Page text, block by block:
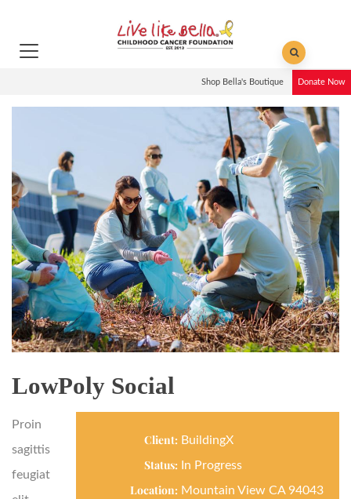
Shop Bella's Boutique Donate Now
LowPoly Social
Client: BuildingX
Status: In Progress
Location: Mountain View CA 94043
Proin
sagittis
feugiat